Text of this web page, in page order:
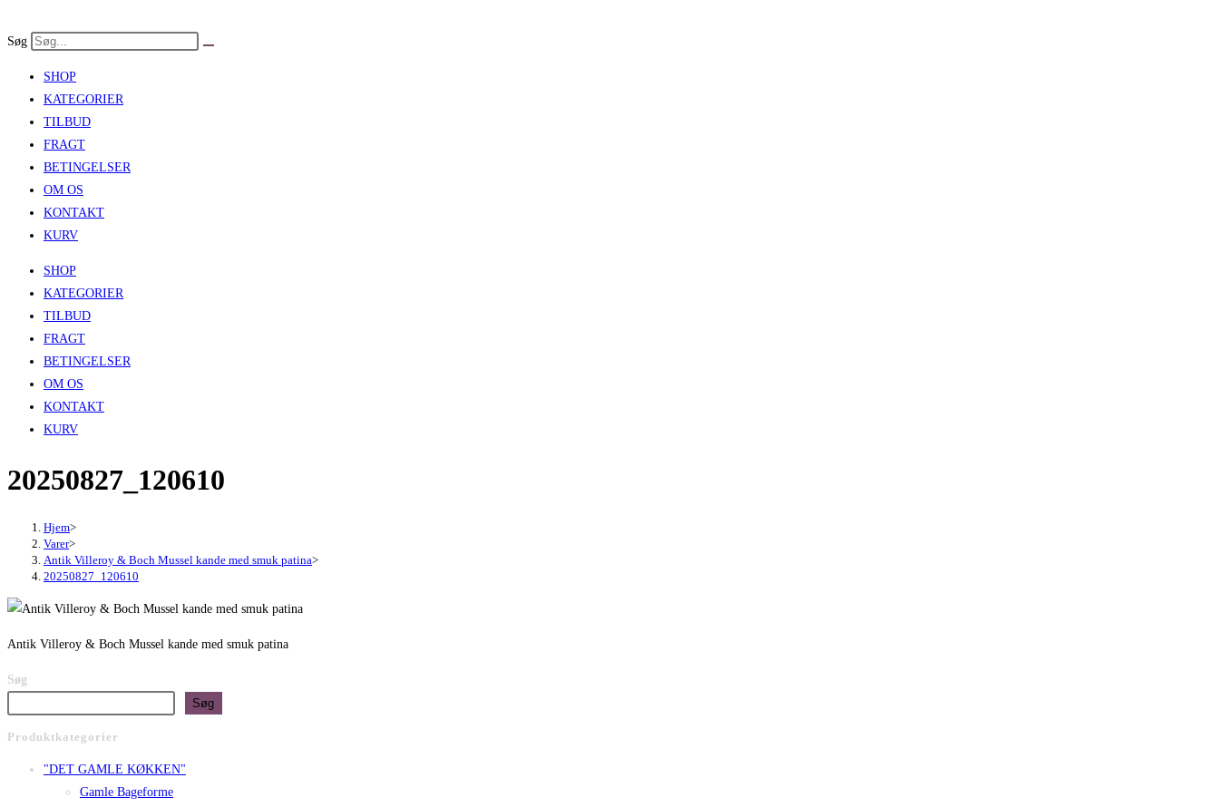
to
Søg
SHOP
KATEGORIER
TILBUD
FRAGT
BETINGELSER
OM OS
KONTAKT
KURV
SHOP
KATEGORIER
TILBUD
FRAGT
BETINGELSER
OM OS
KONTAKT
KURV
20250827_120610
Hjem>
Varer>
Antik Villeroy & Boch Mussel kande med smuk patina>
20250827_120610
Antik Villeroy & Boch Mussel kande med smuk patina
Søg
Søg
Produktkategorier
"DET GAMLE KØKKEN"
Gamle Bageforme